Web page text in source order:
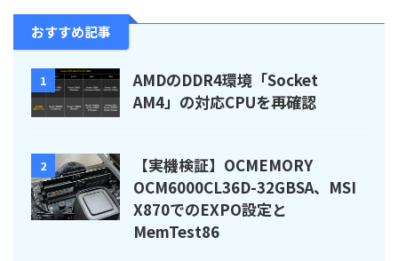
おすすめ記事
1
AMDのDDR4環境「Socket
AM4」の対応CPUを再確認
2
【実機検証】OCMEMORY
OCM6000CL36D-32GBSA、MSI
X870でのEXPO設定と
MemTest86